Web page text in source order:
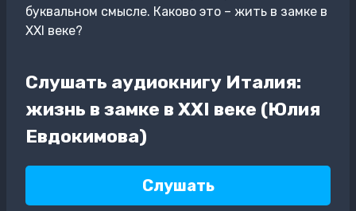
буквальном смысле. Каково это – жить в замке в
XXI веке?
Слушать аудиокнигу Италия:
жизнь в замке в XXI веке (Юлия
Евдокимова)
Слушать